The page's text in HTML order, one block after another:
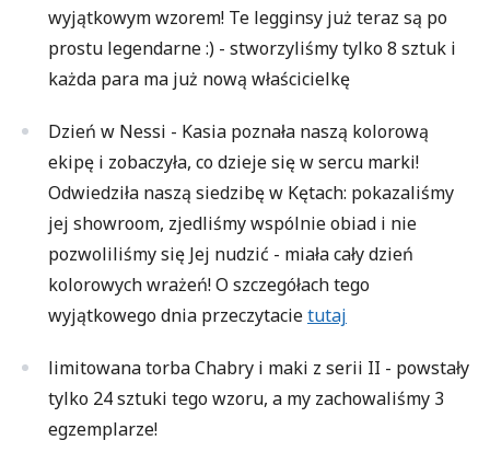
wyjątkowym wzorem! Te legginsy już teraz są po
prostu legendarne :) - stworzyliśmy tylko 8 sztuk i
każda para ma już nową właścicielkę
Dzień w Nessi - Kasia poznała naszą kolorową
ekipę i zobaczyła, co dzieje się w sercu marki!
Odwiedziła naszą siedzibę w Kętach: pokazaliśmy
jej showroom, zjedliśmy wspólnie obiad i nie
pozwoliliśmy się Jej nudzić - miała cały dzień
kolorowych wrażeń! O szczegółach tego
wyjątkowego dnia przeczytacietutaj
limitowana torba Chabry i maki z serii II - powstały
tylko 24 sztuki tego wzoru, a my zachowaliśmy 3
egzemplarze!